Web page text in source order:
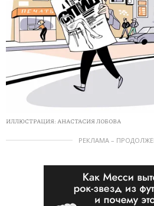
ИЛЛЮСТРАЦИЯ: АНАСТАСИЯ ЛОБОВА
РЕКЛАМА –